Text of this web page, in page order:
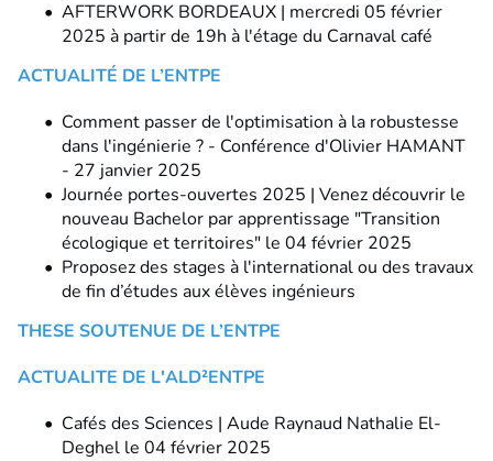
AFTERWORK BORDEAUX | mercredi 05 février
2025 à partir de 19h à l'étage du Carnaval café
ACTUALITÉ DE L’ENTPE
Comment passer de l'optimisation à la robustesse
dans l'ingénierie ? - Conférence d'Olivier HAMANT
- 27 janvier 2025
Journée portes-ouvertes 2025 | Venez découvrir le
nouveau Bachelor par apprentissage "Transition
écologique et territoires" le 04 février 2025
Proposez des stages à l'international ou des travaux
de fin d’études aux élèves ingénieurs
THESE SOUTENUE DE L’ENTPE
ACTUALITE DE L'ALD²ENTPE
Cafés des Sciences | Aude Raynaud Nathalie El-
Deghel le 04 février 2025